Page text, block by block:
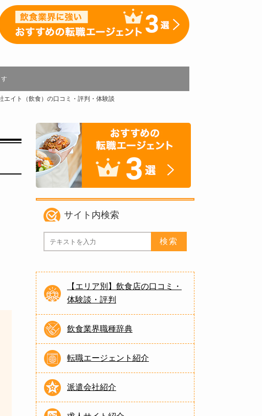
エイト（飲食）の口コミ・評判・体験談
サイト内検索
【エリア別】飲食店の口コミ・
体験談・評判
飲食業界職種辞典
転職エージェント紹介
派遣会社紹介